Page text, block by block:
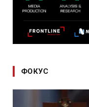
ФОКУС